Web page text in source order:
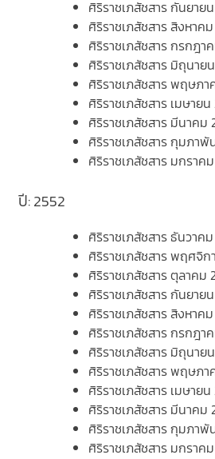
ศิริราชเภสัชสาร กันยาย
ศิริราชเภสัชสาร สิงหาค
ศิริราชเภสัชสาร กรกฎา
ศิริราชเภสัชสาร มิถุนาย
ศิริราชเภสัชสาร พฤษภา
ศิริราชเภสัชสาร เมษายน
ศิริราชเภสัชสาร มีนาคม
ศิริราชเภสัชสาร กุมภาพั
ศิริราชเภสัชสาร มกราค
ปี: 2552
ศิริราชเภสัชสาร ธันวาค
ศิริราชเภสัชสาร พฤศจิก
ศิริราชเภสัชสาร ตุลาคม
ศิริราชเภสัชสาร กันยาย
ศิริราชเภสัชสาร สิงหาค
ศิริราชเภสัชสาร กรกฎา
ศิริราชเภสัชสาร มิถุนาย
ศิริราชเภสัชสาร พฤษภา
ศิริราชเภสัชสาร เมษายน
ศิริราชเภสัชสาร มีนาคม
ศิริราชเภสัชสาร กุมภาพั
ศิริราชเภสัชสาร มกราค